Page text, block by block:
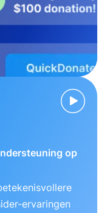
op
ervaringen